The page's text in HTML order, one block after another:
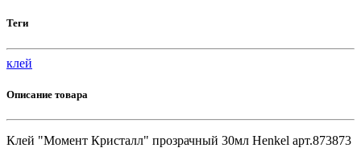
Теги
клей
Описание товара
Клей "Момент Кристалл" прозрачный 30мл Henkel арт.873873